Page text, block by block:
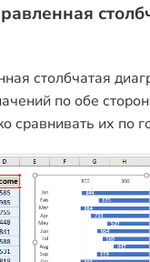
столбчатая
по обе
сравнивать их по